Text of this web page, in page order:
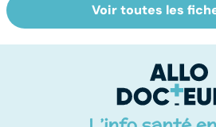
Intoxications
alimentaires :
les
Voir toutes les